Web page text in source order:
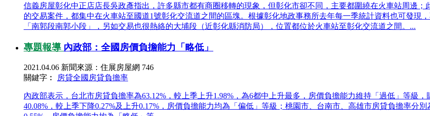
信義房屋彰化中正店店長吳政彥指出，許多縣市都有商圈移轉的現象，但彰化市卻不同，主要都圍繞在火車站周邊
的交易案件，都集中在火車站至國道1號彰化交流道之間的區塊。根據彰化地政事務所去年每一季統計資料也可發現
「南郭段南郭小段」，另如交易也很熱絡的大埔段（近彰化縣消防局），位置都位於火車站至彰化交流道之間。...
專題報導 內政部：全國房價負擔能力「略低」
2021.04.06 新聞來源：住展房屋網 746
關鍵字︰
房貸全國房貸負擔率
內政部表示，台北市房貸負擔率為63.12%，較上季上升1.98%，為6都中上升最多，房價負擔能力維持「過低」等級
40.08%，較上季下降0.27%及上升0.17%，房價負擔能力均為「偏低」等級；桃園市、台南市、高雄市房貸負擔率分別